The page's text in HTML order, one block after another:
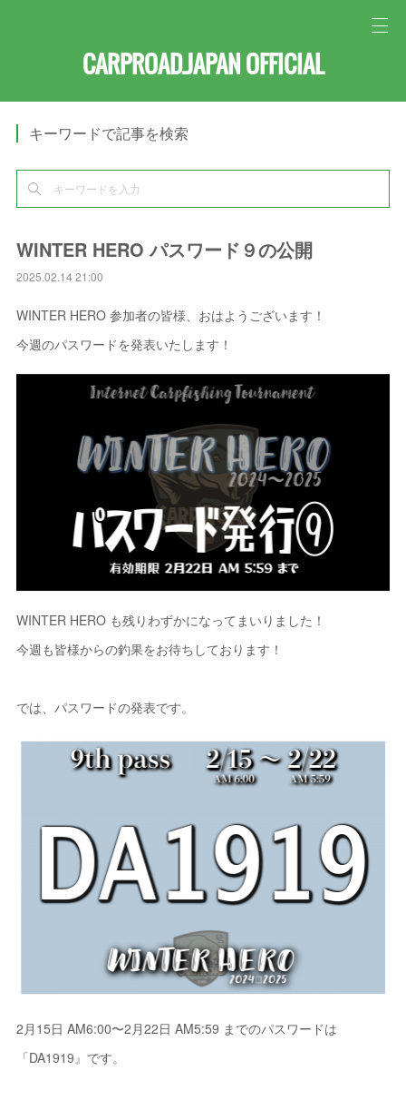
CARPROAD.JAPAN OFFICIAL
キーワードで記事を検索
WINTER HERO パスワード９の公開
2025.02.14 21:00
WINTER HERO 参加者の皆様、おはようございます！
今週のパスワードを発表いたします！
WINTER HERO も残りわずかになってまいりました！
今週も皆様からの釣果をお待ちしております！
では、パスワードの発表です。
2月15日 AM6:00〜2月22日 AM5:59 までのパスワードは
「DA1919』です。